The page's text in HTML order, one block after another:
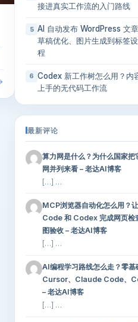
接进真实工作流的入门路线
5 AI 自动发布 WordPress 文
草稿优化、图片生成到标签
程
6 Codex 新工作树怎么用？内
上手的无代码工作流
最新评论
算力网是什么？为什么国家把
网并列来看 – 老达AI博客
[…] …
MCP浏览器自动化怎么用？
Code 和 Codex 完成网页检
图验收 – 老达AI博客
[…] …
AI编程学习路线怎么走？零基
Cursor、Claude Code、
– 老达AI博客
[…] …